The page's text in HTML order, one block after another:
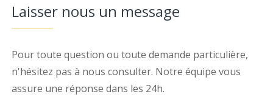
Laisser nous un message
Pour toute question ou toute demande particulière,
n'hésitez pas à nous consulter. Notre équipe vous
assure une réponse dans les 24h.